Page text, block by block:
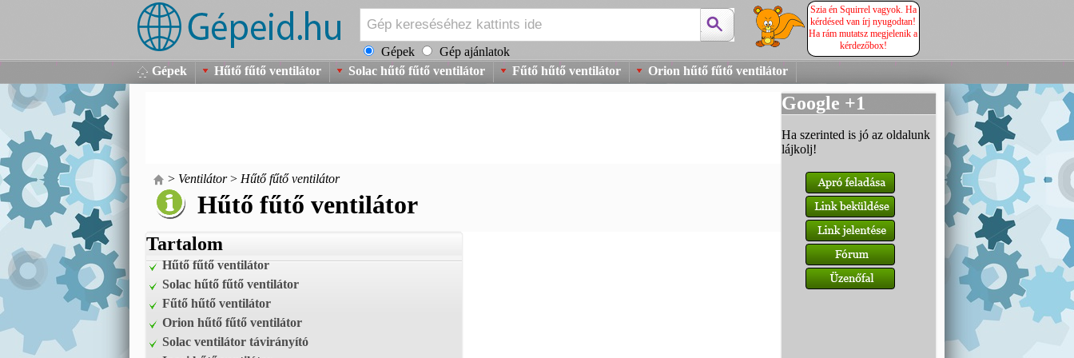
Gépek Gép ajánlatok
Szia én Squirrel vagyok. Ha
kérdésed van írj nyugodtan!
Ha rám mutatsz megjelenik a
kérdezőbox!
Gépek Hűtő fűtő ventilátor Solac hűtő fűtő ventilátor Fűtő hűtő ventilátor Orion hűtő fűtő ventilátor
> Ventilátor> Hűtő fűtő ventilátor
Hűtő fűtő ventilátor
Tartalom
Hűtő fűtő ventilátor
Solac hűtő fűtő ventilátor
Fűtő hűtő ventilátor
Orion hűtő fűtő ventilátor
Solac ventilátor távirányító
Google +1
Ha szerinted is jó az oldalunk
lájkolj!